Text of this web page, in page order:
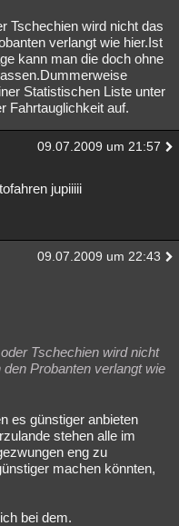
Tschechien wird nicht das
verlangt wie hier.Ist
kann man die doch ohne
Statistischen Liste unter
Fahrtauglichkeit auf.
09.07.2009 um 21:57
jupiiiii
09.07.2009 um 22:43
Tschechien wird nicht
Probanten verlangt wie
es günstiger anbieten
stehen alle im
eng zu
machen könnten,
bei dem.